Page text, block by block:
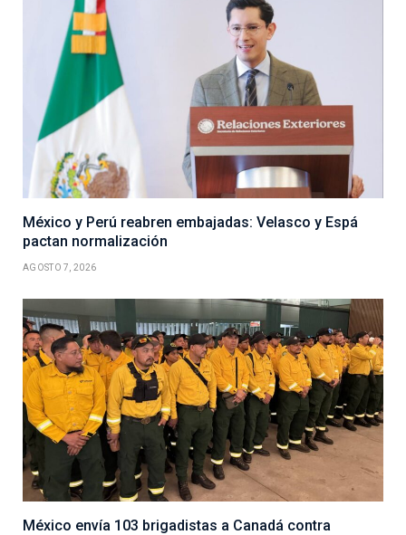
México y Perú reabren embajadas: Velasco y Espá
pactan normalización
AGOSTO 7, 2026
México envía 103 brigadistas a Canadá contra